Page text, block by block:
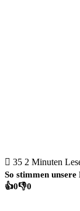
35 2 Minuten
So stimmen unsere
👍0👎0